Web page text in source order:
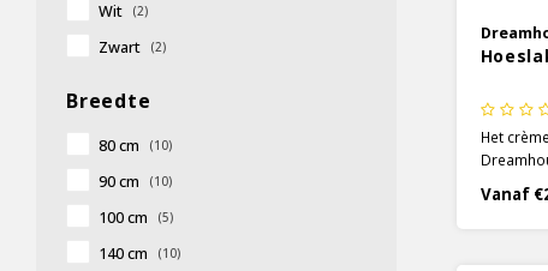
Wit (2)
Zwart (2)
Breedte
80 cm (10)
90 cm (10)
100 cm (5)
140 cm (10)
Het
is, door
een
Vanaf